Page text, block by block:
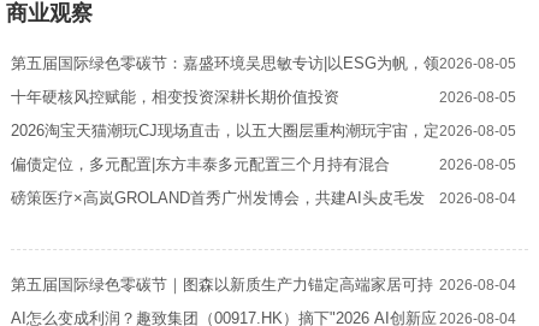
商业观察
2026-08-05
第五届国际绿色零碳节：嘉盛环境吴思敏专访|以ESG为帆，领
航全球工业绿色转型
2026-08-05
十年硬核风控赋能，相变投资深耕长期价值投资
2026-08-05
2026淘宝天猫潮玩CJ现场直击，以五大圈层重构潮玩宇宙，定
义情绪消费新范式
2026-08-05
偏债定位，多元配置|东方丰泰多元配置三个月持有混合
（FOF）正在发售中
2026-08-04
磅策医疗×高岚GROLAND首秀广州发博会，共建AI头皮毛发
2026-08-04
第五届国际绿色零碳节｜图森以新质生产力锚定高端家居可持
续发展之路
2026-08-04
AI怎么变成利润？趣致集团（00917.HK）摘下"2026 AI创新应